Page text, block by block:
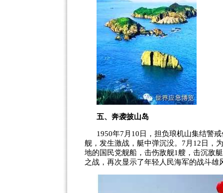
五、奔袭披山岛
1950年7 月 10 日，担负琅机山集结警
舰，发生激战，艇中弹沉没。 7 月 12 日，
地的国民党舰船，击伤敌舰1艘，击沉敌艇
之战，再次显示了年轻人民海军的战斗雄